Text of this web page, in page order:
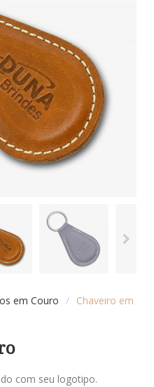
em Couro / Chaveiro em
com seu logotipo.